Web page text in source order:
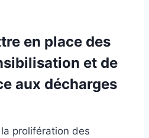
en place des
et de
aux décharges
prolifération des